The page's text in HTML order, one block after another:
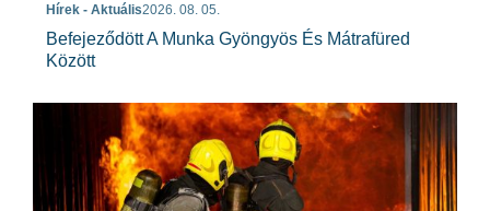
Hírek - Aktuális2026. 08. 05.
Befejeződött A Munka Gyöngyös És Mátrafüred
Között